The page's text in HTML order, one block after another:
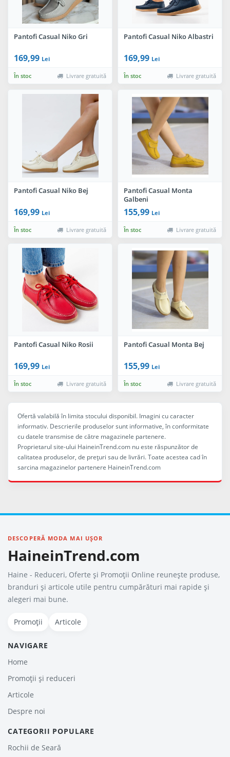
Pantofi Casual Niko Gri
169,99 Lei
În stoc Livrare gratuită
Pantofi Casual Niko Albastri
169,99 Lei
În stoc Livrare gratuită
Pantofi Casual Niko Bej
169,99 Lei
În stoc Livrare gratuită
Pantofi Casual Monta
Galbeni
155,99 Lei
În stoc Livrare gratuită
Pantofi Casual Niko Rosii
169,99 Lei
În stoc Livrare gratuită
Pantofi Casual Monta Bej
155,99 Lei
În stoc Livrare gratuită
Ofertă valabilă în limita stocului disponibil. Imagini cu caracter
informativ. Descrierile produselor sunt informative, în conformitate
cu datele transmise de către magazinele partenere.
Proprietarul site-ului HaineinTrend.com nu este răspunzător de
calitatea produselor, de preţuri sau de livrări. Toate acestea cad în
sarcina magazinelor partenere HaineinTrend.com
DESCOPERĂ MODA MAI UȘOR
HaineinTrend.com
Haine - Reduceri, Oferte şi Promoţii Online reunește produse,
branduri și articole utile pentru cumpărături mai rapide și
alegeri mai bune.
Promoții Articole
NAVIGARE
Home
Promoții și reduceri
Articole
Despre noi
CATEGORII POPULARE
Rochii de Seară